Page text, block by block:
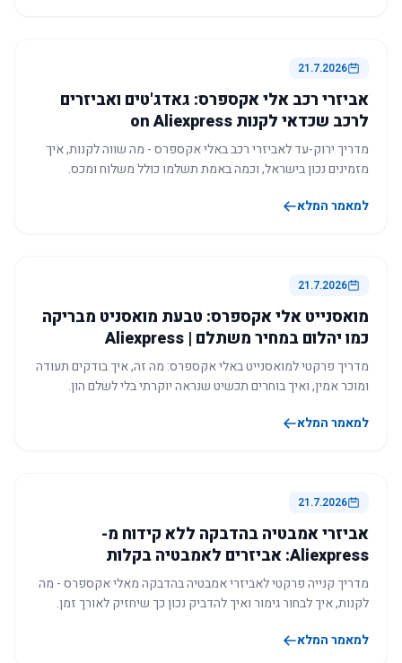
21.7.2026
אביזרי רכב אלי אקספרס: גאדג'טים ואביזרים
לרכב שכדאי לקנות on Aliexpress
מדריך ירוק-עד לאביזרי רכב באלי אקספרס - מה שווה לקנות, איך
מזמינים נכון בישראל, וכמה באמת תשלמו כולל משלוח ומכס.
למאמר המלא
21.7.2026
מואסנייט אלי אקספרס: טבעת מואסניט מבריקה
כמו יהלום במחיר משתלם | Aliexpress
מדריך פרקטי למואסנייט באלי אקספרס: מה זה, איך בודקים תעודה
ומוכר אמין, ואיך בוחרים תכשיט שנראה יוקרתי בלי לשלם הון.
למאמר המלא
21.7.2026
אביזרי אמבטיה בהדבקה ללא קידוח מ-
Aliexpress: אביזרים לאמבטיה בקלות
מדריך קנייה פרקטי לאביזרי אמבטיה בהדבקה מאלי אקספרס - מה
לקנות, איך לבחור גימור ואיך להדביק נכון כך שיחזיק לאורך זמן.
למאמר המלא